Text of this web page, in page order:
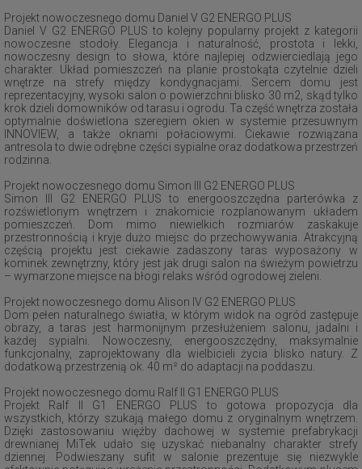
Projekt nowoczesnego domu Daniel V G2 ENERGO PLUS
Daniel V G2 ENERGO PLUS to kolejny popularny projekt z kategorii
nowoczesne stodoły. Elegancja i naturalność, prostota i lekki,
nowoczesny design to słowa, które najlepiej odzwierciedlają jego
charakter. Układ pomieszczeń na planie prostokąta czytelnie dzieli
wnętrze na strefy między kondygnacjami. Sercem domu jest
reprezentacyjny, wysoki salon o powierzchni blisko 30 m2, skąd tylko
krok dzieli domowników od tarasu i ogrodu. Ta część wnętrza została
optymalnie doświetlona szeregiem okien w systemie przesuwnym
INNOVIEW, a także oknami połaciowymi. Ciekawie rozwiązana
antresola to dwie odrębne części sypialne oraz dodatkowa przestrzeń
rodzinna.
Projekt nowoczesnego domu Simon III G2 ENERGO PLUS
Simon III G2 ENERGO PLUS to energooszczędna parterówka z
rozświetlonym wnętrzem i znakomicie rozplanowanym układem
pomieszczeń. Dom mimo niewielkich rozmiarów zaskakuje
przestronnością i kryje dużo miejsc do przechowywania. Atrakcyjną
częścią projektu jest ciekawie zadaszony taras wyposażony w
kominek zewnętrzny, który jest jak drugi salon na świeżym powietrzu
– wymarzone miejsce na błogi relaks wśród ogrodowej zieleni.
Projekt nowoczesnego domu Alison IV G2 ENERGO PLUS
Dom pełen naturalnego światła, w którym widok na ogród zastępuje
obrazy, a taras jest harmonijnym przesłużeniem salonu, jadalni i
każdej sypialni. Nowoczesny, energooszczędny, maksymalnie
funkcjonalny, zaprojektowany dla wielbicieli życia blisko natury. Z
dodatkową przestrzenią ok. 40 m² do adaptacji na poddaszu.
Projekt nowoczesnego domu Ralf II G1 ENERGO PLUS
Projekt Ralf II G1 ENERGO PLUS to gotowa propozycja dla
wszystkich, którzy szukają małego domu z oryginalnym wnętrzem.
Dzięki zastosowaniu więźby dachowej w systemie prefabrykacji
drewnianej MiTek udało się uzyskać niebanalny charakter strefy
dziennej. Podwieszany sufit w salonie prezentuje się niezwykle